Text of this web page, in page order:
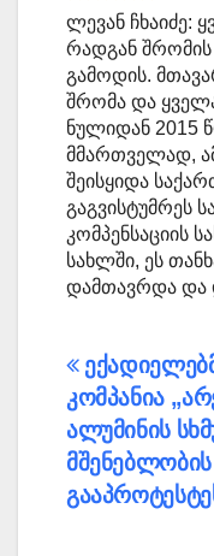
ლევან ჩხაიძე:
რადგან
გამოდის.
შრომა და
ნულიდან 2015
მმართველად,
შეისყიდა
გაგვისტუმრეს
კომპენსაციის
სახლში, ეს
დამთავრდა და
კომპანია
ალუმინის